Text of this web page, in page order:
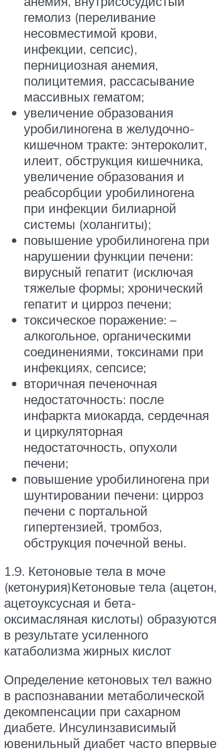
гемолиз (переливание
несовместимой крови,
инфекции, сепсис),
пернициозная анемия,
полицитемия, рассасывание
массивных гематом;
увеличение образования
уробилиногена в желудочно-
кишечном тракте: энтероколит,
илеит, обструкция кишечника,
увеличение образования и
реабсорбции уробилиногена
при инфекции билиарной
системы (холангиты);
повышение уробилиногена при
нарушении функции печени:
вирусный гепатит (исключая
тяжелые формы; хронический
гепатит и цирроз печени;
токсическое поражение: –
алкогольное, органическими
соединениями, токсинами при
инфекциях, сепсисе;
вторичная печеночная
недостаточность: после
инфаркта миокарда, сердечная
и циркуляторная
недостаточность, опухоли
печени;
повышение уробилиногена при
шунтировании печени: цирроз
печени с портальной
гипертензией, тромбоз,
обструкция почечной вены.
1.9. Кетоновые тела в моче
(кетонурия)Кетоновые тела (ацетон,
ацетоуксусная и бета-
оксимасляная кислоты) образуются
в результате усиленного
катаболизма жирных кислот
Определение кетоновых тел важно
в распознавании метаболической
декомпенсации при сахарном
диабете. Инсулинзависимый
ювенильный диабет часто впервые